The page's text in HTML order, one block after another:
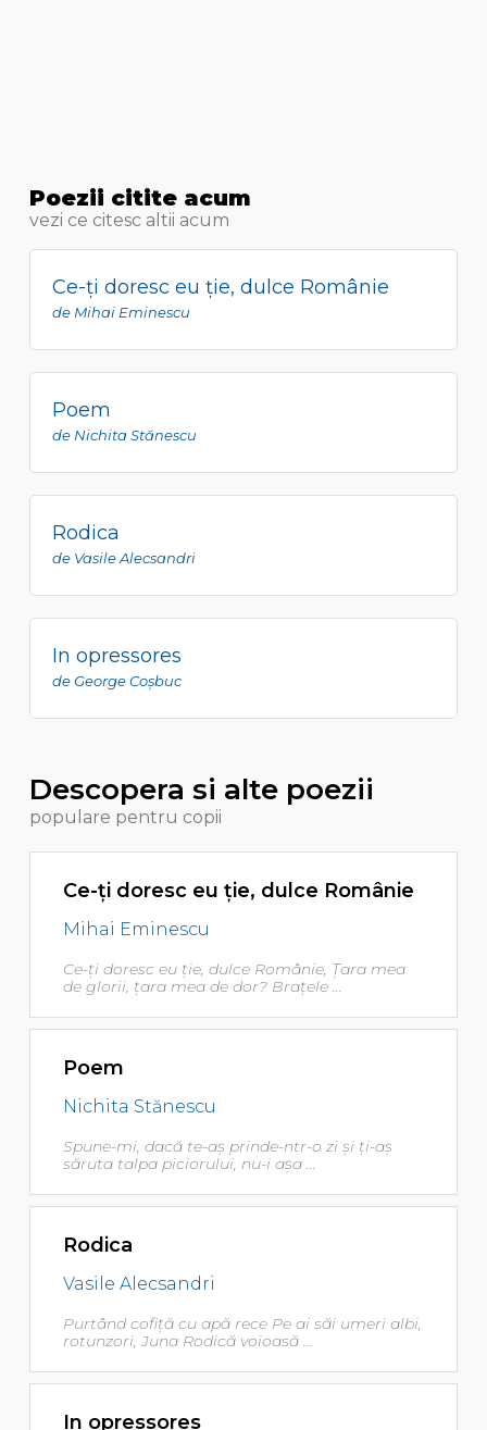
Poezii citite acum
vezi ce citesc altii acum
Ce-ţi doresc eu ţie, dulce Românie
de Mihai Eminescu
Poem
de Nichita Stănescu
Rodica
de Vasile Alecsandri
In opressores
de George Coşbuc
Descopera si alte poezii
populare pentru copii
Ce-ţi doresc eu ţie, dulce Românie
Mihai Eminescu
Ce-ţi doresc eu ţie, dulce Românie, Ţara mea
de glorii, ţara mea de dor? Braţele ...
Poem
Nichita Stănescu
Spune-mi, dacă te-aş prinde-ntr-o zi şi ţi-aş
săruta talpa piciorului, nu-i aşa ...
Rodica
Vasile Alecsandri
Purtând cofiţă cu apă rece Pe ai săi umeri albi,
rotunzori, Juna Rodică voioasă ...
In opressores